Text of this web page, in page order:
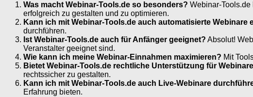
Was macht Webinar-Tools.de so besonders? Webinar-
erfolgreich zu gestalten und zu optimieren.
Kann ich mit Webinar-Tools.de auch automatisierte Webinare
durchführen.
Ist Webinar-Tools.de auch für Anfänger geeignet? Absolut!
Veranstalter geeignet sind.
Wie kann ich meine Webinar-Einnahmen maximieren? Mit
Bietet Webinar-Tools.de rechtliche Unterstützung für
rechtssicher zu gestalten.
Kann ich mit Webinar-Tools.de auch Live-Webinare
Erfahrung bieten.